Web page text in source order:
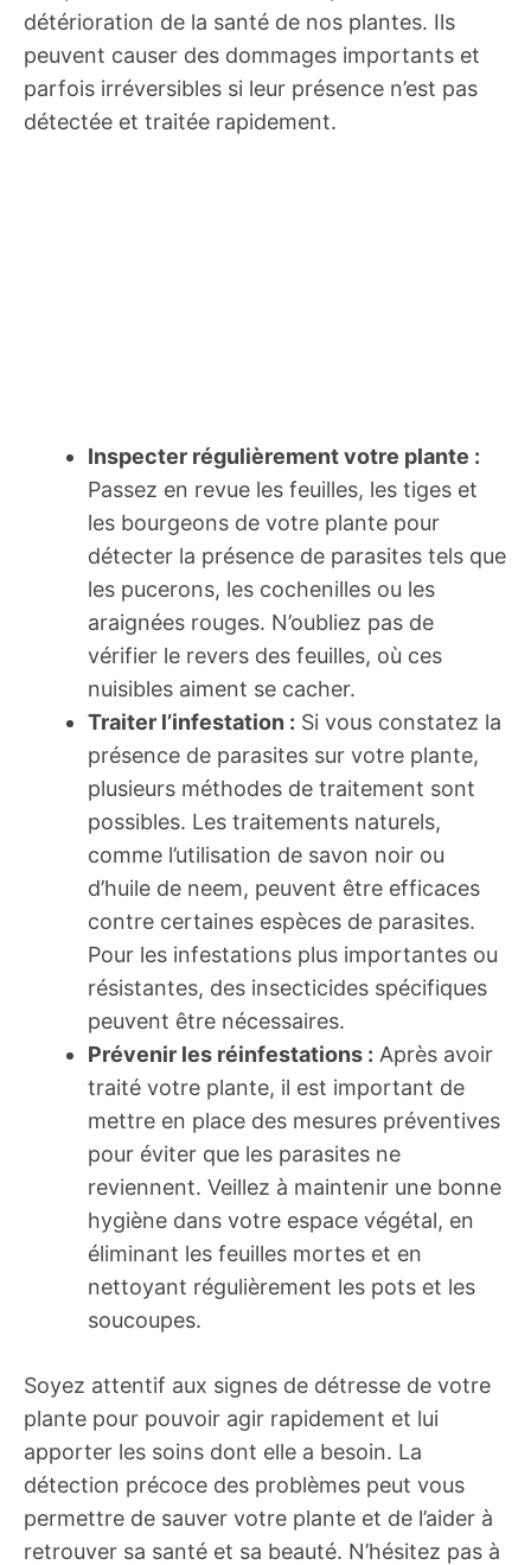
détérioration de la santé de nos plantes. Ils
peuvent causer des dommages importants et
parfois irréversibles si leur présence n’est pas
détectée et traitée rapidement.
Inspecter régulièrement votre plante :
Passez en revue les feuilles, les tiges et
les bourgeons de votre plante pour
détecter la présence de parasites tels que
les pucerons, les cochenilles ou les
araignées rouges. N’oubliez pas de
vérifier le revers des feuilles, où ces
nuisibles aiment se cacher.
Traiter l’infestation : Si vous constatez la
présence de parasites sur votre plante,
plusieurs méthodes de traitement sont
possibles. Les traitements naturels,
comme l’utilisation de savon noir ou
d’huile de neem, peuvent être efficaces
contre certaines espèces de parasites.
Pour les infestations plus importantes ou
résistantes, des insecticides spécifiques
peuvent être nécessaires.
Prévenir les réinfestations : Après avoir
traité votre plante, il est important de
mettre en place des mesures préventives
pour éviter que les parasites ne
reviennent. Veillez à maintenir une bonne
hygiène dans votre espace végétal, en
éliminant les feuilles mortes et en
nettoyant régulièrement les pots et les
soucoupes.
Soyez attentif aux signes de détresse de votre
plante pour pouvoir agir rapidement et lui
apporter les soins dont elle a besoin. La
détection précoce des problèmes peut vous
permettre de sauver votre plante et de l’aider à
retrouver sa santé et sa beauté. N’hésitez pas à